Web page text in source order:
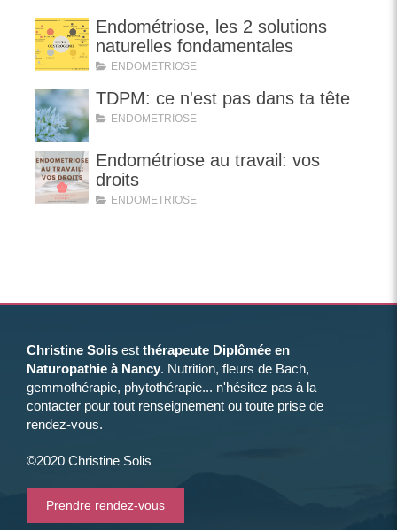
Endométriose, les 2 solutions
naturelles fondamentales
ENDOMETRIOSE
TDPM: ce n'est pas dans ta tête
ENDOMETRIOSE
Endométriose au travail: vos
droits
ENDOMETRIOSE
Christine Solis est thérapeute Diplômée en
Naturopathie à Nancy. Nutrition, fleurs de Bach,
gemmothérapie, phytothérapie... n'hésitez pas à la
contacter pour tout renseignement ou toute prise de
rendez-vous.
©2020 Christine Solis
Prendre rendez-vous